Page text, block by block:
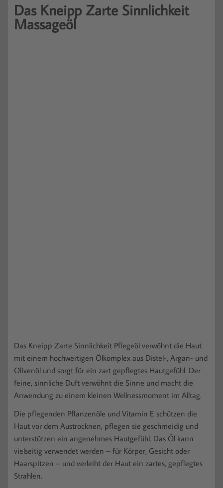
Das Kneipp Zarte Sinnlichkeit
Massageöl
Das Kneipp Zarte Sinnlichkeit Pflegeöl verwöhnt die Haut
mit einem hochwertigen Ölkomplex aus Distel-, Argan- und
Olivenöl und sorgt für ein zart gepflegtes Hautgefühl. Der
feine, sinnliche Duft verwöhnt die Sinne und macht die
Anwendung zu einem kleinen Wellnessmoment im Alltag.
Die pflegenden Pflanzenöle und Vitamin E schützen die
Haut vor dem Austrocknen, pflegen sie geschmeidig und
unterstützen ein angenehmes Hautgefühl. Das Öl kann
vielseitig verwendet werden – für Körper, Gesicht oder
Haarspitzen – und verleiht der Haut ein zartes, gepflegtes
Strahlen.